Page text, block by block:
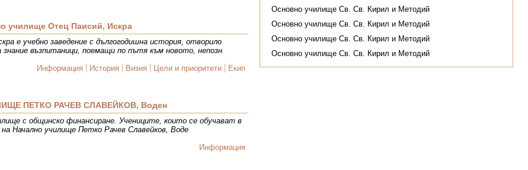
Основно училище Св. Св. Кирил и Методий
Основно училище Св. Св. Кирил и Методий
Основно училище Св. Св. Кирил и Методий
Основно училище Св. Св. Кирил и Методий
училище Отец Паисий, Искра
е учебно заведение с дългогодишна история, отворило
възпитаници, поемащи по пътя към новото, непозн
Информация
История Визия Цели и приоритети Екип
ПЕТКО РАЧЕВ СЛАВЕЙКОВ, Воден
с общинско финансиране. Учениците, които се обучават в
Начално училище Петко Рачев Славейков, Воде
Информация